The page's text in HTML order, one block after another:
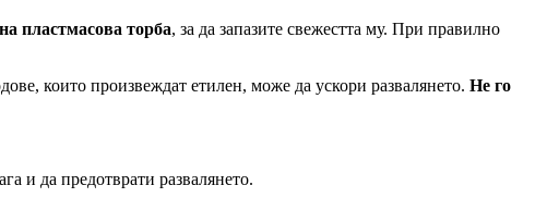
пластмасова торба, за да запазите свежестта му. При правилно
които произвеждат етилен, може да ускори развалянето. Не го
и да предотврати развалянето.